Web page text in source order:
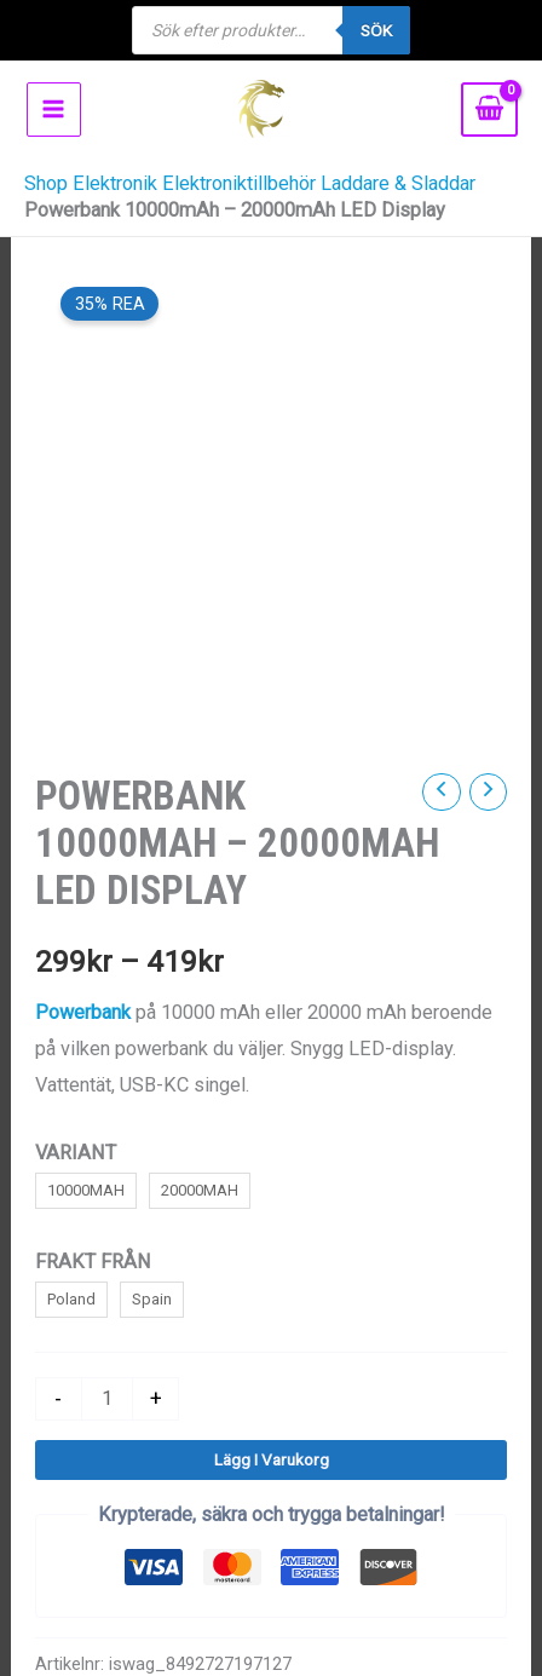
innehåll
Products
search
SÖK
Shop Elektronik Elektroniktillbehör Laddare & Sladdar
Powerbank 10000mAh – 20000mAh LED Display
35% REA
POWERBANK
10000MAH – 20000MAH
LED DISPLAY
299 kr – 419 krPrisintervall:
299kr
till
Powerbankpå 10000 mAh eller 20000 mAh beroende
på vilken powerbank du väljer. Snygg LED-display.
Vattentät, USB-KC singel.
VARIANT
10000MAH 20000MAH
FRAKT FRÅN
Poland Spain
-
Powerbank
20000mAh
+
Lägg I Varukorg
Krypterade, säkra och trygga betalningar!
Artikelnr: iswag_8492727197127